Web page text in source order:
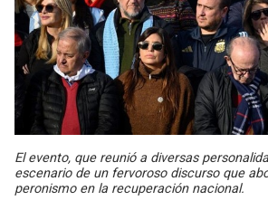
El evento, que reunió a diversas
escenario de un fervoroso discurso que
peronismo en la recuperación nacional.